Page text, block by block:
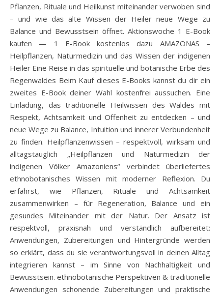
Pflanzen, Rituale und Heilkunst miteinander verwoben sind
– und wie das alte Wissen der Heiler neue Wege zu
Balance und Bewusstsein öffnet. Aktionswoche 1 E-Book
kaufen — 1 E-Book kostenlos dazu AMAZONAS –
Heilpflanzen, Naturmedizin und das Wissen der indigenen
Heiler Eine Reise in das spirituelle und botanische Erbe des
Regenwaldes Beim Kauf dieses E-Books kannst du dir ein
zweites E-Book deiner Wahl kostenfrei aussuchen. Eine
Einladung, das traditionelle Heilwissen des Waldes mit
Respekt, Achtsamkeit und Offenheit zu entdecken – und
neue Wege zu Balance, Intuition und innerer Verbundenheit
zu finden. Heilpflanzenwissen – respektvoll, wirksam und
alltagstauglich „Heilpflanzen und Naturmedizin der
indigenen Völker Amazoniens“ verbindet überliefertes
ethnobotanisches Wissen mit moderner Reflexion. Du
erfährst, wie Pflanzen, Rituale und Achtsamkeit
zusammenwirken – für Regeneration, Balance und ein
gesundes Miteinander mit der Natur. Der Ansatz ist
respektvoll, praxisnah und verständlich aufbereitet:
Anwendungen, Zubereitungen und Hintergründe werden
so erklärt, dass du sie verantwortungsvoll in deinen Alltag
integrieren kannst – im Sinne von Nachhaltigkeit und
Bewusstsein. ethnobotanische Perspektiven & traditionelle
Anwendungen schonende Zubereitungen und praktische